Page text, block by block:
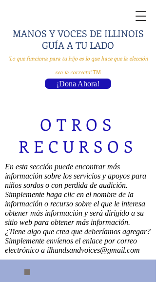
¡Dona Ahora!
MANOS Y VOCES DE ILLINOIS
GUÍA A TU LADO
"Lo que funciona para tu hijo es lo que hace que la elección
sea la correcta".TM
OTROS
RECURSOS
En esta sección puede encontrar más
información sobre los servicios y apoyos para
niños sordos o con perdida de audición.
Simplemente haga clic en el nombre de la
información o recurso sobre el que le interesa
obtener más información y será dirigido a su
sitio web para obtener más información.
¿Tiene algo que crea que deberíamos agregar?
Simplemente envíenos el enlace por correo
electrónico a ilhandsandvoices@gmail.com